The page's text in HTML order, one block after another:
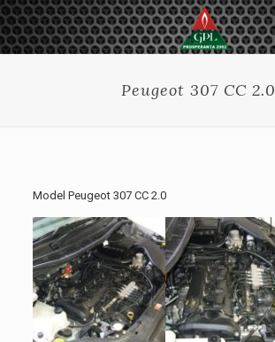
Peugeot 307 CC 2.0
Model Peugeot 307 CC 2.0